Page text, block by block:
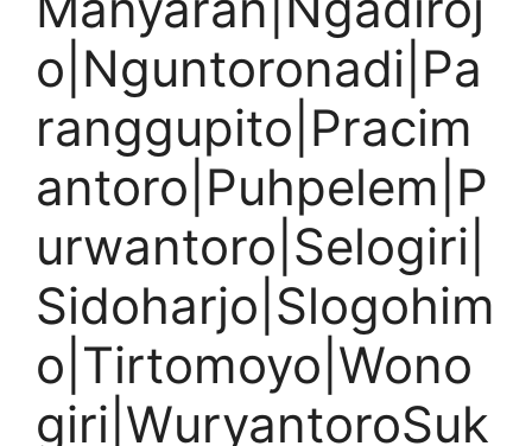
o|Nguntoronadi|Pa
ranggupito|Pracim
antoro|Puhpelem|P
urwantoro|Selogiri|
Sidoharjo|Slogohim
o|Tirtomoyo|Wono
giri|WuryantoroSuk